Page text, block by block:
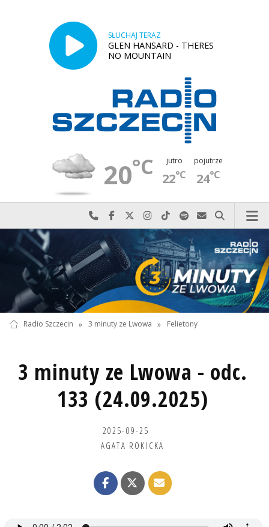
SŁUCHAJ TERAZ
GLEN HANSARD - THERES
NO MOUNTAIN
20°C jutro
22°C
pojutrze
24°C
Najlepiej po prostu do nas zadzwoń
Odwiedź nas na Facebook-u
Odwiedź nas na X
Odwiedź nas na Instagram-ie
Odwiedź nas na TikTok-u
Szukaj nas na Spotify
Wyślij do nas
Szukaj
Radio Szczecin » 3 minuty ze Lwowa » Felietony
3 minuty ze Lwowa - odc.
133 (24.09.2025)
2025-09-25
AGATA ROKICKA